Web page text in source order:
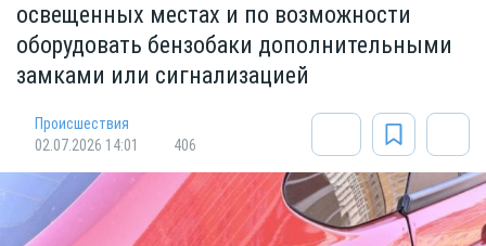
освещенных местах и по возможности
оборудовать бензобаки дополнительными
замками или сигнализацией
Происшествия
02.07.2026 14:01
406